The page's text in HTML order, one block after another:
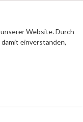
Website. Durch
einverstanden,